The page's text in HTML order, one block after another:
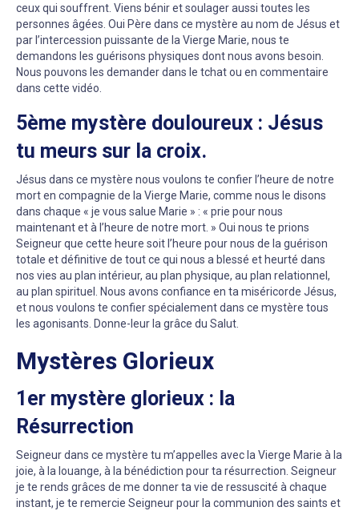
ceux qui souffrent. Viens bénir et soulager aussi toutes les
personnes âgées. Oui Père dans ce mystère au nom de Jésus et
par l’intercession puissante de la Vierge Marie, nous te
demandons les guérisons physiques dont nous avons besoin.
Nous pouvons les demander dans le tchat ou en commentaire
dans cette vidéo.
5ème mystère douloureux : Jésus
tu meurs sur la croix.
Jésus dans ce mystère nous voulons te confier l’heure de notre
mort en compagnie de la Vierge Marie, comme nous le disons
dans chaque « je vous salue Marie » : « prie pour nous
maintenant et à l’heure de notre mort. » Oui nous te prions
Seigneur que cette heure soit l’heure pour nous de la guérison
totale et définitive de tout ce qui nous a blessé et heurté dans
nos vies au plan intérieur, au plan physique, au plan relationnel,
au plan spirituel. Nous avons confiance en ta miséricorde Jésus,
et nous voulons te confier spécialement dans ce mystère tous
les agonisants. Donne-leur la grâce du Salut.
Mystères Glorieux
1er mystère glorieux : la
Résurrection
Seigneur dans ce mystère tu m’appelles avec la Vierge Marie à la
joie, à la louange, à la bénédiction pour ta résurrection. Seigneur
je te rends grâces de me donner ta vie de ressuscité à chaque
instant, je te remercie Seigneur pour la communion des saints et